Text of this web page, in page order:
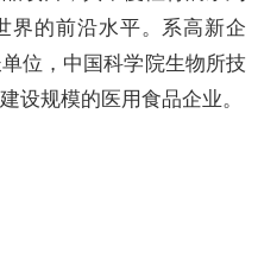
界的前沿水平。系高新企
位，中国科学院生物所技
设规模的医用食品企业。